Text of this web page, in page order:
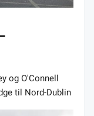
og O'Connell
til Nord-Dublin